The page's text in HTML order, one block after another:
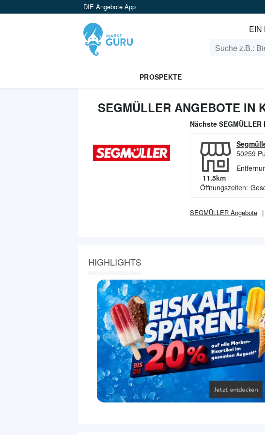
DIE Angebote App
EIN
PROSPEKTE
SEGMÜLLER ANGEBOTE IN
Nächste SEGMÜLLER
50259
11.5km
Öffnungszeiten:
SEGMÜLLER Angebote
HIGHLIGHTS